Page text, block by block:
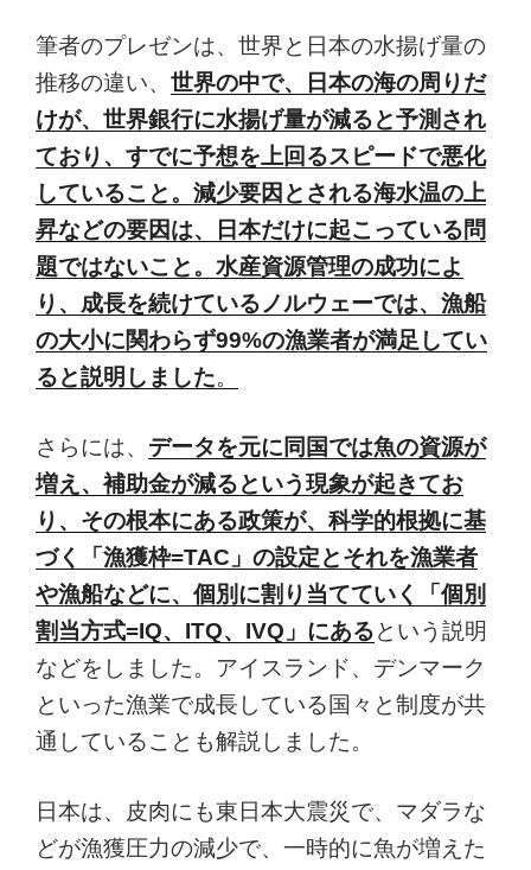
筆者のプレゼンは、世界と日本の水揚げ量の
推移の違い、 世界の中で、日本の海の周りだ
けが、世界銀行に水揚げ量が減ると予測され
ており、すでに予想を上回るスピードで悪化
していること。減少要因とされる海水温の上
昇などの要因は、日本だけに起こっている問
題ではないこと。水産資源管理の成功によ
り、成長を続けているノルウェーでは、漁船
の大小に関わらず99%の漁業者が満足してい
ると説明しました。
さらには、 データを元に同国では魚の資源が
増え、補助金が減るという現象が起きてお
り、その根本にある政策が、科学的根拠に基
づく「漁獲枠=TAC」の設定とそれを漁業者
や漁船などに、個別に割り当てていく「個別
割当方式=IQ、ITQ、IVQ」にあるという説明
などをしました。アイスランド、デンマーク
といった漁業で成長している国々と制度が共
通していることも解説しました。
日本は、皮肉にも東日本大震災で、マダラな
どが漁獲圧力の減少で、一時的に魚が増えた